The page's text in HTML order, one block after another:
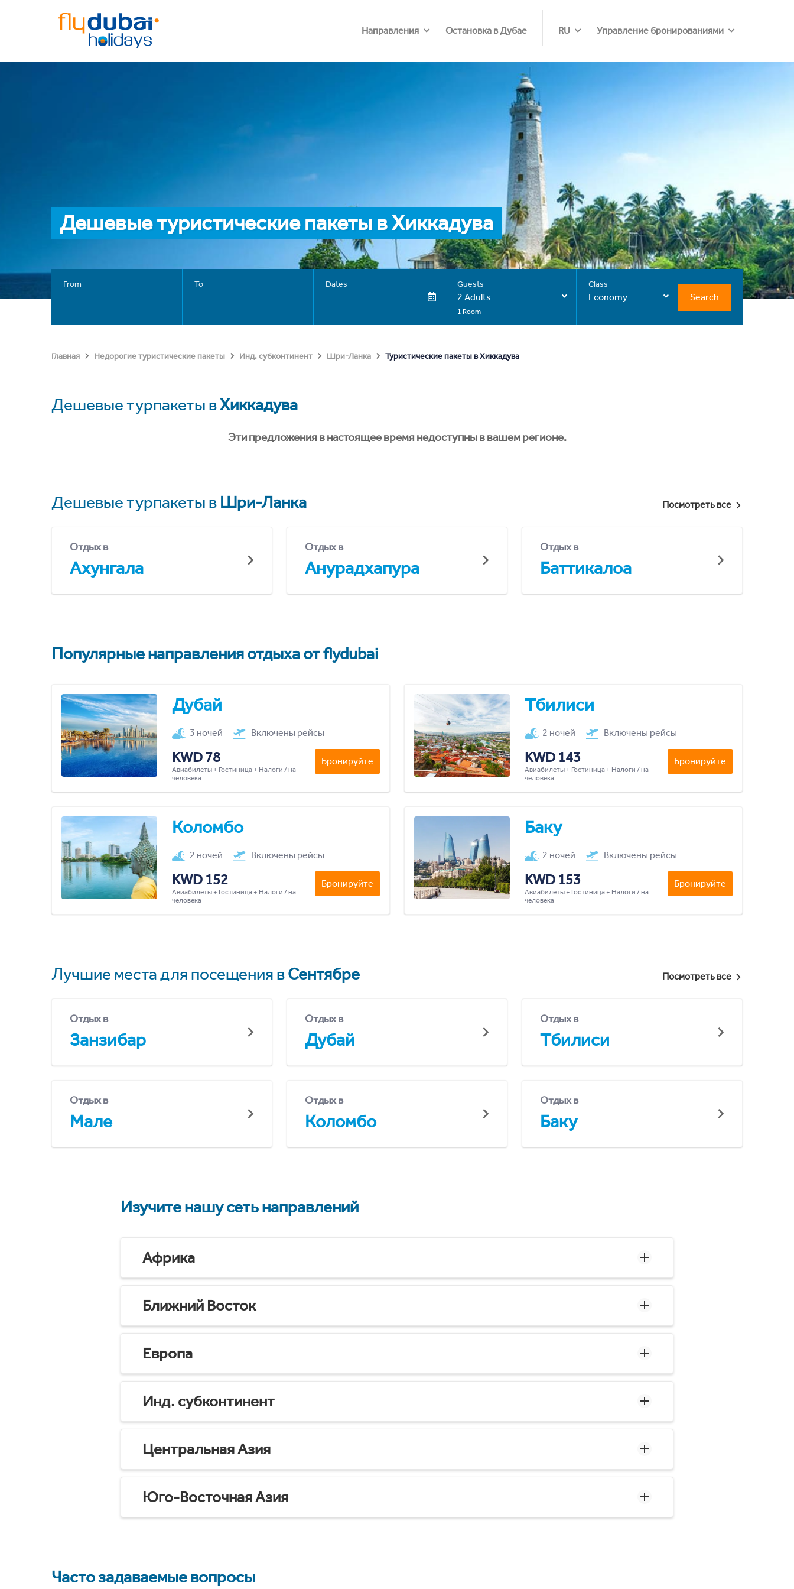
Направления Остановка в Дубае RU Управление бронированиями
Дешевые туристические пакеты в Хиккадува
From To Dates Guests
2 Adults
1 Room
Class
Economy Search
Главная Недорогие туристические пакеты Инд. субконтинент Шри-Ланка Туристические пакеты в Хиккадува
Дешевые турпакеты вХиккадува
Эти предложения в настоящее время недоступны в вашем регионе.
Дешевые турпакеты в Шри-Ланка Посмотреть все
Отдых в
Ахунгала
Отдых в
Анурадхапура
Отдых в
Баттикалоа
Популярные направления отдыха от flydubai
Дубай
3 ночей Включены рейсы
KWD 78
Авиабилеты + Гостиница + Налоги / на
человека
Бронируйте
Тбилиси
2 ночей Включены рейсы
KWD 143
Авиабилеты + Гостиница + Налоги / на
человека
Бронируйте
Коломбо
2 ночей Включены рейсы
KWD 152
Авиабилеты + Гостиница + Налоги / на
человека
Бронируйте
Баку
2 ночей Включены рейсы
KWD 153
Авиабилеты + Гостиница + Налоги / на
человека
Бронируйте
Лучшие места для посещения вСентябре Посмотреть все
Отдых в
Занзибар
Отдых в
Дубай
Отдых в
Тбилиси
Отдых в
Мале
Отдых в
Коломбо
Отдых в
Баку
Изучите нашу сеть направлений
Африка
Ближний Восток
Европа
Инд. субконтинент
Центральная Азия
Юго-Восточная Азия
Часто задаваемые вопросы